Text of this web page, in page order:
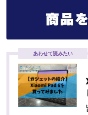
あわせて読みたい